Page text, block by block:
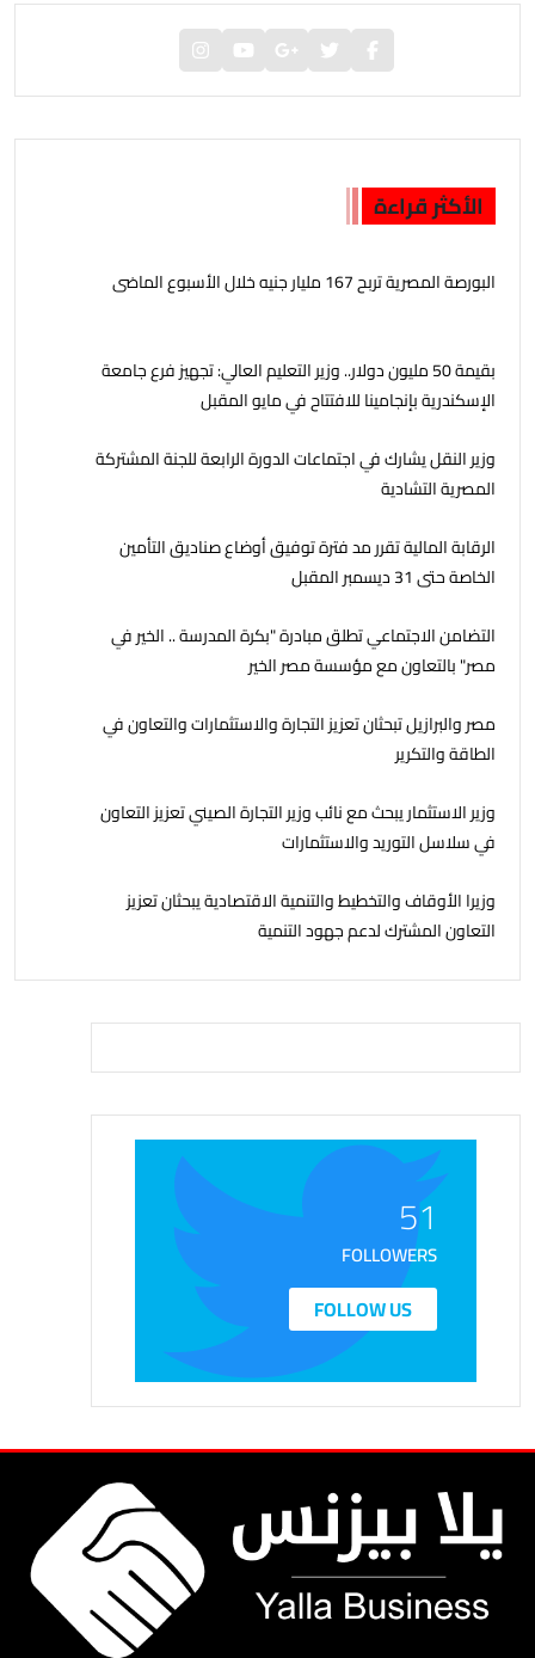
الأكثر قراءة
البورصة المصرية تربح 167 مليار جنيه خلال الأسبوع الماضى
بقيمة 50 مليون دولار.. وزير التعليم العالي: تجهيز فرع جامعة
الإسكندرية بإنجامينا للافتتاح في مايو المقبل
وزير النقل يشارك في اجتماعات الدورة الرابعة للجنة المشتركة
المصرية التشادية
الرقابة المالية تقرر مد فترة توفيق أوضاع صناديق التأمين
الخاصة حتى 31 ديسمبر المقبل
التضامن الاجتماعي تطلق مبادرة "بكرة المدرسة .. الخير في
مصر" بالتعاون مع مؤسسة مصر الخير
مصر والبرازيل تبحثان تعزيز التجارة والاستثمارات والتعاون في
الطاقة والتكرير
وزير الاستثمار يبحث مع نائب وزير التجارة الصيني تعزيز التعاون
في سلاسل التوريد والاستثمارات
وزيرا الأوقاف والتخطيط والتنمية الاقتصادية يبحثان تعزيز
التعاون المشترك لدعم جهود التنمية
51
FOLLOWERS
FOLLOW US